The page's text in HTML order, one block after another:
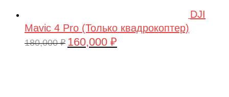
DJI
Mavic 4 Pro (Только квадрокоптер)
180,000₽ Первоначальная
160,000 ₽